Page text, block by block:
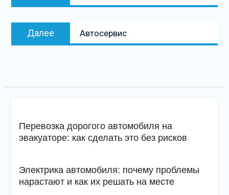
Далее
Следующая
запись
Автосервис
Перевозка дорогого автомобиля на
эвакуаторе: как сделать это без рисков
Электрика автомобиля: почему проблемы
нарастают и как их решать на месте